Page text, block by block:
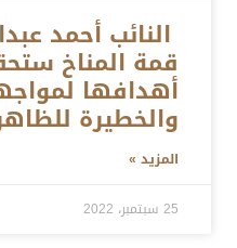
النائب أحمد
قمة المناخ
أهدافها
والخطيرة
المزيد »
25 سبتمبر، 2022